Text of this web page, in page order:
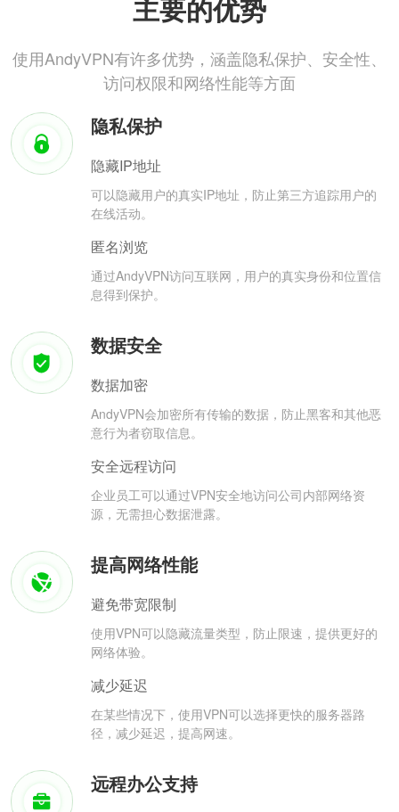
主要的优势
使用AndyVPN有许多优势，涵盖隐私保护、安全性、
访问权限和网络性能等方面
隐私保护
隐藏IP地址
可以隐藏用户的真实IP地址，防止第三方追踪用户的
在线活动。
匿名浏览
通过AndyVPN访问互联网，用户的真实身份和位置信
息得到保护。
数据安全
数据加密
AndyVPN会加密所有传输的数据，防止黑客和其他恶
意行为者窃取信息。
安全远程访问
企业员工可以通过VPN安全地访问公司内部网络资
源，无需担心数据泄露。
提高网络性能
避免带宽限制
使用VPN可以隐藏流量类型，防止限速，提供更好的
网络体验。
减少延迟
在某些情况下，使用VPN可以选择更快的服务器路
径，减少延迟，提高网速。
远程办公支持